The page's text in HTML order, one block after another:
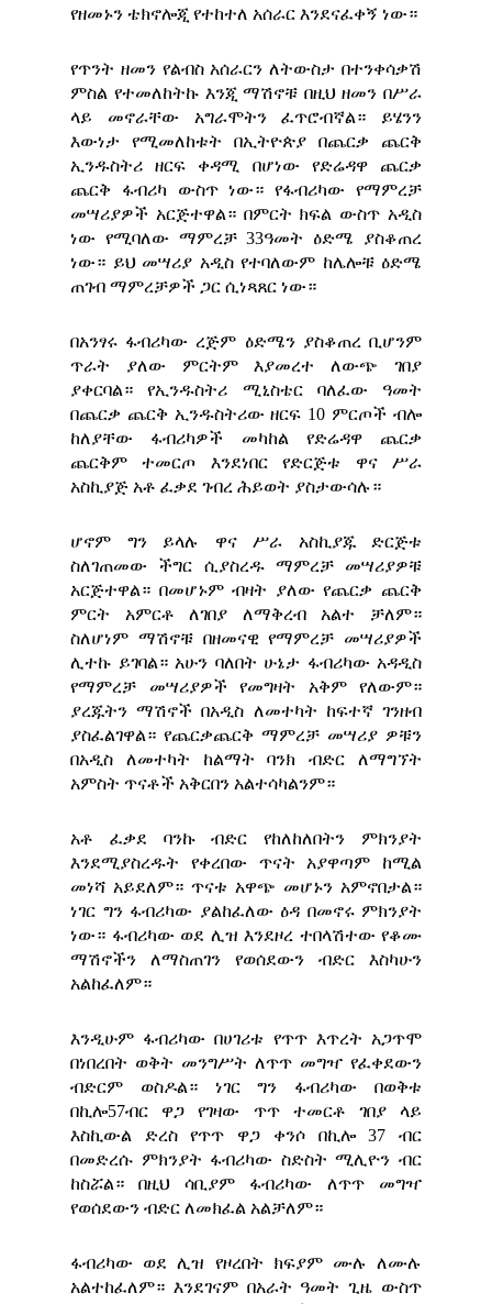
የዘመኑን ቴክኖሎጂ የተከተለ አሰራር እንደናፈቀኝ ነው።
የጥንት ዘመን የልብስ አሰራርን ለትውስታ በተንቀሳቃሽ
ምስል የተመለከትኩ እንጂ ማሽኖቹ በዚህ ዘመን በሥራ
ላይ መኖራቸው አግራሞትን ፈጥሮብኛል። ይሄንን
እውነታ የሚመለከቱት በኢትዮጵያ በጨርቃ ጨርቅ
ኢንዱስትሪ ዘርፍ ቀዳሚ በሆነው የድሬዳዋ ጨርቃ
ጨርቅ ፋብሪካ ውስጥ ነው። የፋብሪካው የማምረቻ
መሣሪያዎች አርጅተዋል። በምርት ክፍል ውስጥ አዲስ
ነው የሚባለው ማምረቻ 33ዓመት ዕድሜ ያስቆጠረ
ነው። ይህ መሣሪያ አዲስ የተባለውም ከሌሎቹ ዕድሜ
ጠገብ ማምረቻዎች ጋር ሲነጻጸር ነው።
በአንፃሩ ፋብሪካው ረጅም ዕድሜን ያስቆጠረ ቢሆንም
ጥራት ያለው ምርትም እያመረተ ለውጭ ገበያ
ያቀርባል። የኢንዱስትሪ ሚኒስቴር ባለፈው ዓመት
በጨርቃ ጨርቅ ኢንዱስትሪው ዘርፍ 10 ምርጦች ብሎ
ከለያቸው ፋብሪካዎች መካከል የድሬዳዋ ጨርቃ
ጨርቅም ተመርጦ እንደነበር የድርጅቱ ዋና ሥራ
አስኪያጅ አቶ ፈቃደ ገብረ ሕይወት ያስታውሳሉ።
ሆኖም ግን ይላሉ ዋና ሥራ አስኪያጁ ድርጅቱ
ስለገጠመው ችግር ሲያስረዱ ማምረቻ መሣሪያዎቹ
አርጅተዋል። በመሆኑም ብዛት ያለው የጨርቃ ጨርቅ
ምርት አምርቶ ለገበያ ለማቅረብ አልተ ቻለም።
ስለሆነም ማሽኖቹ በዘመናዊ የማምረቻ መሣሪያዎች
ሊተኩ ይገባል። አሁን ባለበት ሁኔታ ፋብሪካው አዳዲስ
የማምረቻ መሣሪያዎች የመግዛት አቅም የለውም።
ያረጁትን ማሽኖች በአዲስ ለመተካት ከፍተኛ ገንዘብ
ያስፈልገዋል። የጨርቃጨርቅ ማምረቻ መሣሪያ ዎቹን
በአዲስ ለመተካት ከልማት ባንክ ብድር ለማግኘት
አምስት ጥናቶች አቅርበን አልተሳካልንም።
አቶ ፈቃደ ባንኩ ብድር የከለከለበትን ምክንያት
እንደሚያስረዱት የቀረበው ጥናት አያዋጣም ከሚል
መነሻ አይደለም። ጥናቱ አዋጭ መሆኑን አምኖበታል።
ነገር ግን ፋብሪካው ያልከፈለው ዕዳ በመኖሩ ምክንያት
ነው። ፋብሪካው ወደ ሊዝ እንደዞረ ተበላሽተው የቆሙ
ማሽኖችን ለማስጠገን የወሰደውን ብድር እስካሁን
አልከፈለም።
እንዲሁም ፋብሪካው በሀገሪቱ የጥጥ እጥረት አጋጥሞ
በነበረበት ወቅት መንግሥት ለጥጥ መግዣ የፈቀደውን
ብድርም ወስዶል። ነገር ግን ፋብሪካው በወቅቱ
በኪሎ57ብር ዋጋ የገዛው ጥጥ ተመርቶ ገበያ ላይ
እስኪውል ድረስ የጥጥ ዋጋ ቀንሶ በኪሎ 37 ብር
በመድረሱ ምክንያት ፋብሪካው ስድስት ሚሊዮን ብር
ከስሯል። በዚህ ሳቢያም ፋብሪካው ለጥጥ መግዣ
የወሰደውን ብድር ለመክፈል አልቻለም።
ፋብሪካው ወደ ሊዝ የዞረበት ክፍያም ሙሉ ለሙሉ
አልተከፈለም። እንደገናም በአራት ዓመት ጊዜ ውስጥ